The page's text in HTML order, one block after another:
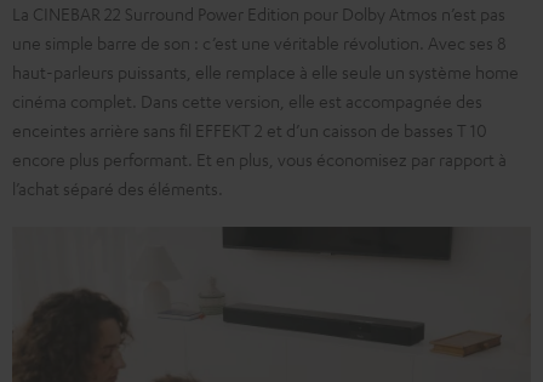
La CINEBAR 22 Surround Power Edition pour Dolby Atmos n’est pas
une simple barre de son : c’est une véritable révolution. Avec ses 8
haut-parleurs puissants, elle remplace à elle seule un système home
cinéma complet. Dans cette version, elle est accompagnée des
enceintes arrière sans fil EFFEKT 2 et d’un caisson de basses T 10
encore plus performant. Et en plus, vous économisez par rapport à
l’achat séparé des éléments.